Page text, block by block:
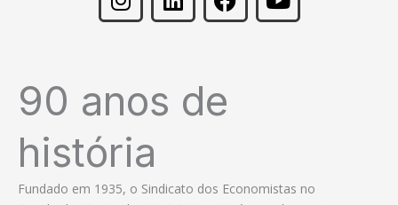
n
s
g
r
a
m
i
n
d
a
c
o
o
o
u
90 anos de
história
Fundado em 1935, o Sindicato dos Economistas no